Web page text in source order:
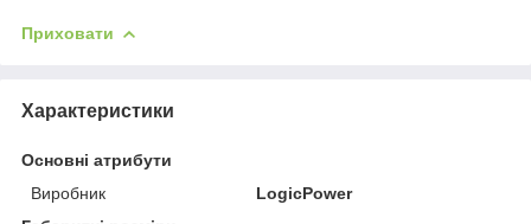
Приховати
Характеристики
Основні атрибути
Виробник
LogicPower